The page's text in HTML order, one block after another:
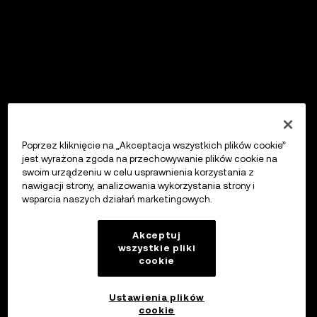
Poprzez kliknięcie na „Akceptacja wszystkich plików cookie”
jest wyrażona zgoda na przechowywanie plików cookie na
swoim urządzeniu w celu usprawnienia korzystania z
nawigacji strony, analizowania wykorzystania strony i
wsparcia naszych działań marketingowych.
Akceptuj
wszystkie pliki
cookie
Ustawienia plików
cookie